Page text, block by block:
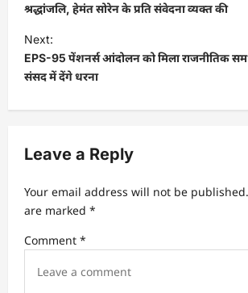
s
t
n
a
v
g
a
t
i
श्रद्धांजलि, हेमंत सोरेन के प्रति संवेदना व्यक्त की
Next:
EPS-95 पेंशनर्स आंदोलन को मिला राजनीतिक
संसद में देंगे धरना
Leave a Reply
Your email address will not be published.
are marked *
Comment *